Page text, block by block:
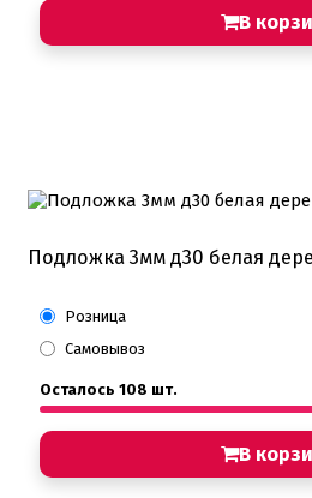
В
Подложка 3мм д30 белая
Розница
Самовывоз
Осталось 108 шт.
В